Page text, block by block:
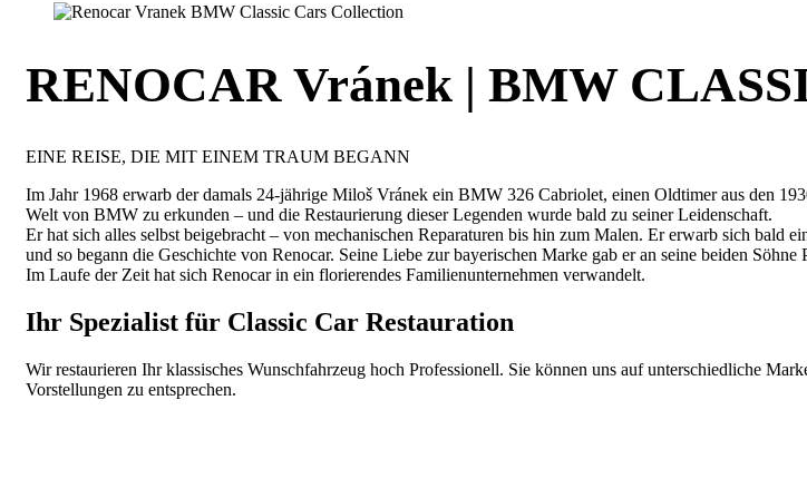
RENOCAR Vránek | BMW
EINE REISE, DIE MIT EINEM TRAUM BEGANN
Im Jahr 1968 erwarb der damals 24-jährige Miloš Vránek ein BMW 326 Cabriolet, einen Oldtimer aus den
Welt von BMW zu erkunden – und die Restaurierung dieser Legenden wurde bald zu seiner Leidenschaft.
Er hat sich alles selbst beigebracht – von mechanischen Reparaturen bis hin zum Malen. Er erwarb sich bald
und so begann die Geschichte von Renocar. Seine Liebe zur bayerischen Marke gab er an seine beiden
Im Laufe der Zeit hat sich Renocar in ein florierendes Familienunternehmen verwandelt.
Ihr Spezialist für Classic Car Restauration
Wir restaurieren Ihr klassisches Wunschfahrzeug hoch Professionell. Sie können uns auf unterschiedliche
Vorstellungen zu entsprechen.